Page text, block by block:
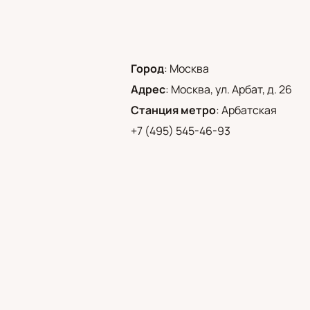
Город: Москва
Адрес: Москва, ул. Арбат, д. 26
Станция метро:Арбатская
+7 (495) 545-46-93